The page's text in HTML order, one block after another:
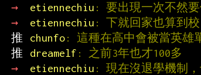
→
etiennechiu : 要出現一次不然
→
etiennechiu : 下就回家也算到校
推
chunfo: 這種在高中會被當英雄
推
dreamelf : 之前3年也才100多
→
etiennechiu : 現在沒退學機制，